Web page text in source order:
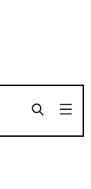
SHARE
SHARE